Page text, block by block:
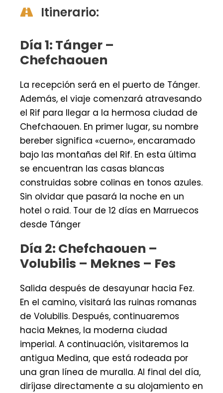
Itinerario:
Día 1: Tánger –
Chefchaouen
La recepción será en el puerto de Tánger.
Además, el viaje comenzará atravesando
el Rif para llegar a la hermosa ciudad de
Chefchaouen. En primer lugar, su nombre
bereber significa «cuerno», encaramado
bajo las montañas del Rif. En esta última
se encuentran las casas blancas
construidas sobre colinas en tonos azules.
Sin olvidar que pasará la noche en un
hotel o raid. Tour de 12 días en Marruecos
desde Tánger
Día 2: Chefchaouen –
Volubilis – Meknes – Fes
Salida después de desayunar hacia Fez.
En el camino, visitará las ruinas romanas
de Volubilis. Después, continuaremos
hacia Meknes, la moderna ciudad
imperial. A continuación, visitaremos la
antigua Medina, que está rodeada por
una gran línea de muralla. Al final del día,
diríjase directamente a su alojamiento en